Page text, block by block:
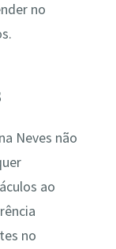
no
Neves não
ao
no